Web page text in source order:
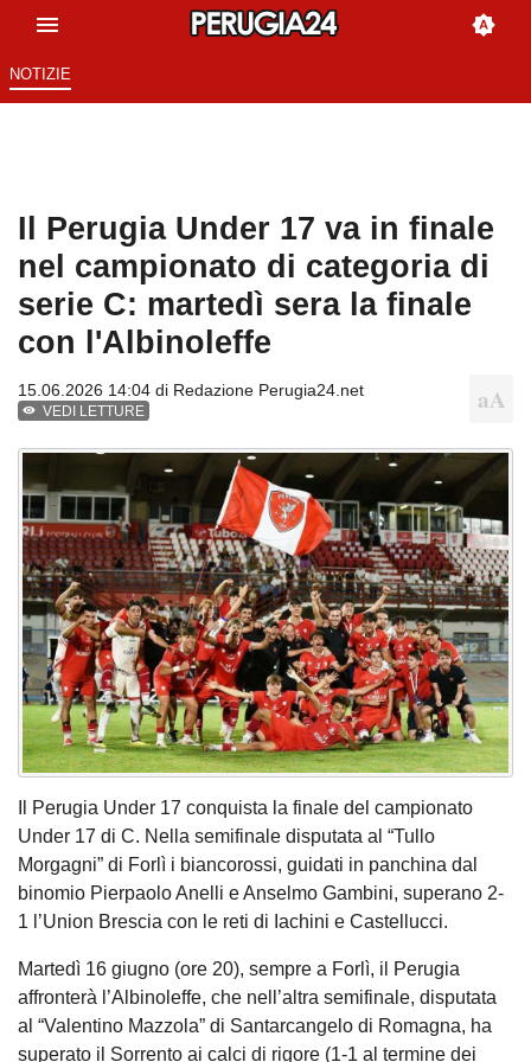
NOTIZIE
Il Perugia Under 17 va in finale
nel campionato di categoria di
serie C: martedì sera la finale
con l'Albinoleffe
15.06.2026 14:04 di Redazione Perugia24.net
VEDI LETTURE
Il Perugia Under 17 conquista la finale del campionato
Under 17 di C. Nella semifinale disputata al “Tullo
Morgagni” di Forlì i biancorossi, guidati in panchina dal
binomio Pierpaolo Anelli e Anselmo Gambini, superano 2-
1 l’Union Brescia con le reti di Iachini e Castellucci.
Martedì 16 giugno (ore 20), sempre a Forlì, il Perugia
affronterà l’Albinoleffe, che nell’altra semifinale, disputata
al “Valentino Mazzola” di Santarcangelo di Romagna, ha
superato il Sorrento ai calci di rigore (1-1 al termine dei